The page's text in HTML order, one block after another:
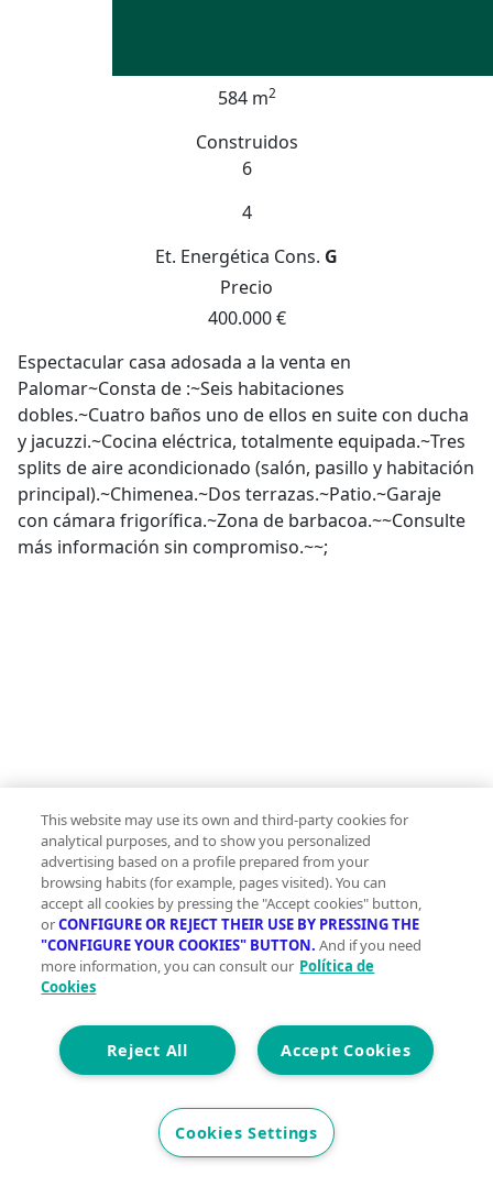
584 m2
Construidos
6
4
Et. Energética Cons. G
Precio
400.000 €
Espectacular casa adosada a la venta en
Palomar~Consta de :~Seis habitaciones
dobles.~Cuatro baños uno de ellos en suite con ducha
y jacuzzi.~Cocina eléctrica, totalmente equipada.~Tres
splits de aire acondicionado (salón, pasillo y habitación
principal).~Chimenea.~Dos terrazas.~Patio.~Garaje
con cámara frigorífica.~Zona de barbacoa.~~Consulte
más información sin compromiso.~~;
Viviendas en venta cerca de el
Palomar
Viviendas en venta en Bèlgida
Viviendas en venta en Carrícola
Viviendas en venta en Bufali
Viviendas en venta en Montaberner
Ver más
Otros inmuebles en venta en el
Palomar
Casas en venta en el Palomar
Locales en venta en el Palomar
This website may use its own and third-party cookies for
analytical purposes, and to show you personalized
advertising based on a profile prepared from your
browsing habits (for example, pages visited). You can
accept all cookies by pressing the "Accept cookies" button,
orCONFIGURE OR REJECT THEIR USE BY PRESSING THE
"CONFIGURE YOUR COOKIES" BUTTON. And if you need
more information, you can consult our Política de
Cookies
Accept Cookies
Reject All
Cookies Settings